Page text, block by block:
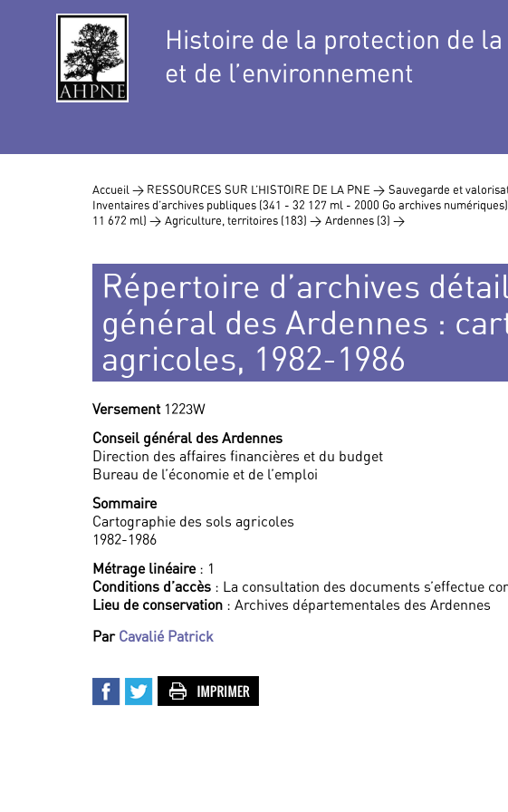
Histoire de la protection de
et de l’environnement
Accueil > RESSOURCES SUR L’HISTOIRE DE LA PNE > Sauvegarde et
Inventaires d’archives publiques (341 - 32 127 ml - 2000 Go archives
11 672 ml) > Agriculture, territoires (183) > Ardennes (3) >
Répertoire d’archives
général des Ardennes :
agricoles, 1982-1986
Versement1223W
Conseil général des Ardennes
Direction des affaires financières et du budget
Bureau de l’économie et de l’emploi
Sommaire
Cartographie des sols agricoles
1982-1986
Métrage linéaire: 1
Conditions d’accès : La consultation des documents s’effectue
Lieu de conservation : Archives départementales des Ardennes
Par Cavalié Patrick